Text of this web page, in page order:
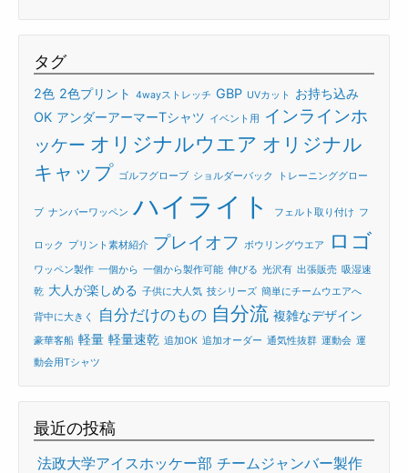
タグ
2色 2色プリント 4wayストレッチ GBP UVカット
お持ち込み
OK アンダーアーマーTシャツ イベント用
インラインホ
ッケー オリジナルウエア オリジナル
キャップ ゴルフグローブ ショルダーバック トレーニンググロー
ブ ナンバーワッペン ハイライト フェルト取り付け フ
ロック プリント素材紹介 プレイオフ ボウリングウエア ロゴ
ワッペン製作 一個から 一個から製作可能 伸びる 光沢有 出張販売 吸湿速
乾 大人が楽しめる 子供に大人気 技シリーズ 簡単にチームウエアへ
背中に大きく 自分だけのもの 自分流 複雑なデザイン
豪華客船 軽量 軽量速乾 追加OK 追加オーダー 通気性抜群 運動会 運
動会用Tシャツ
最近の投稿
法政大学アイスホッケー部 チームジャンバー製作